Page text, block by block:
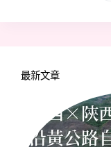
最新文章